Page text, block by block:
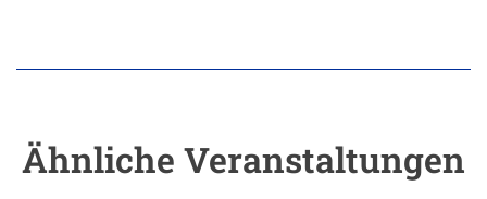
Ähnliche Veranstaltungen